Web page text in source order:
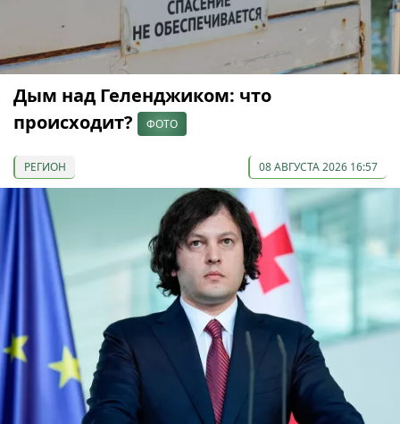
Дым над Геленджиком: что
происходит?
ФОТО
РЕГИОН 08 АВГУСТА 2026 16:57